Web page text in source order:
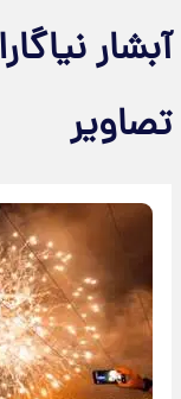
آبشار
تصاویر